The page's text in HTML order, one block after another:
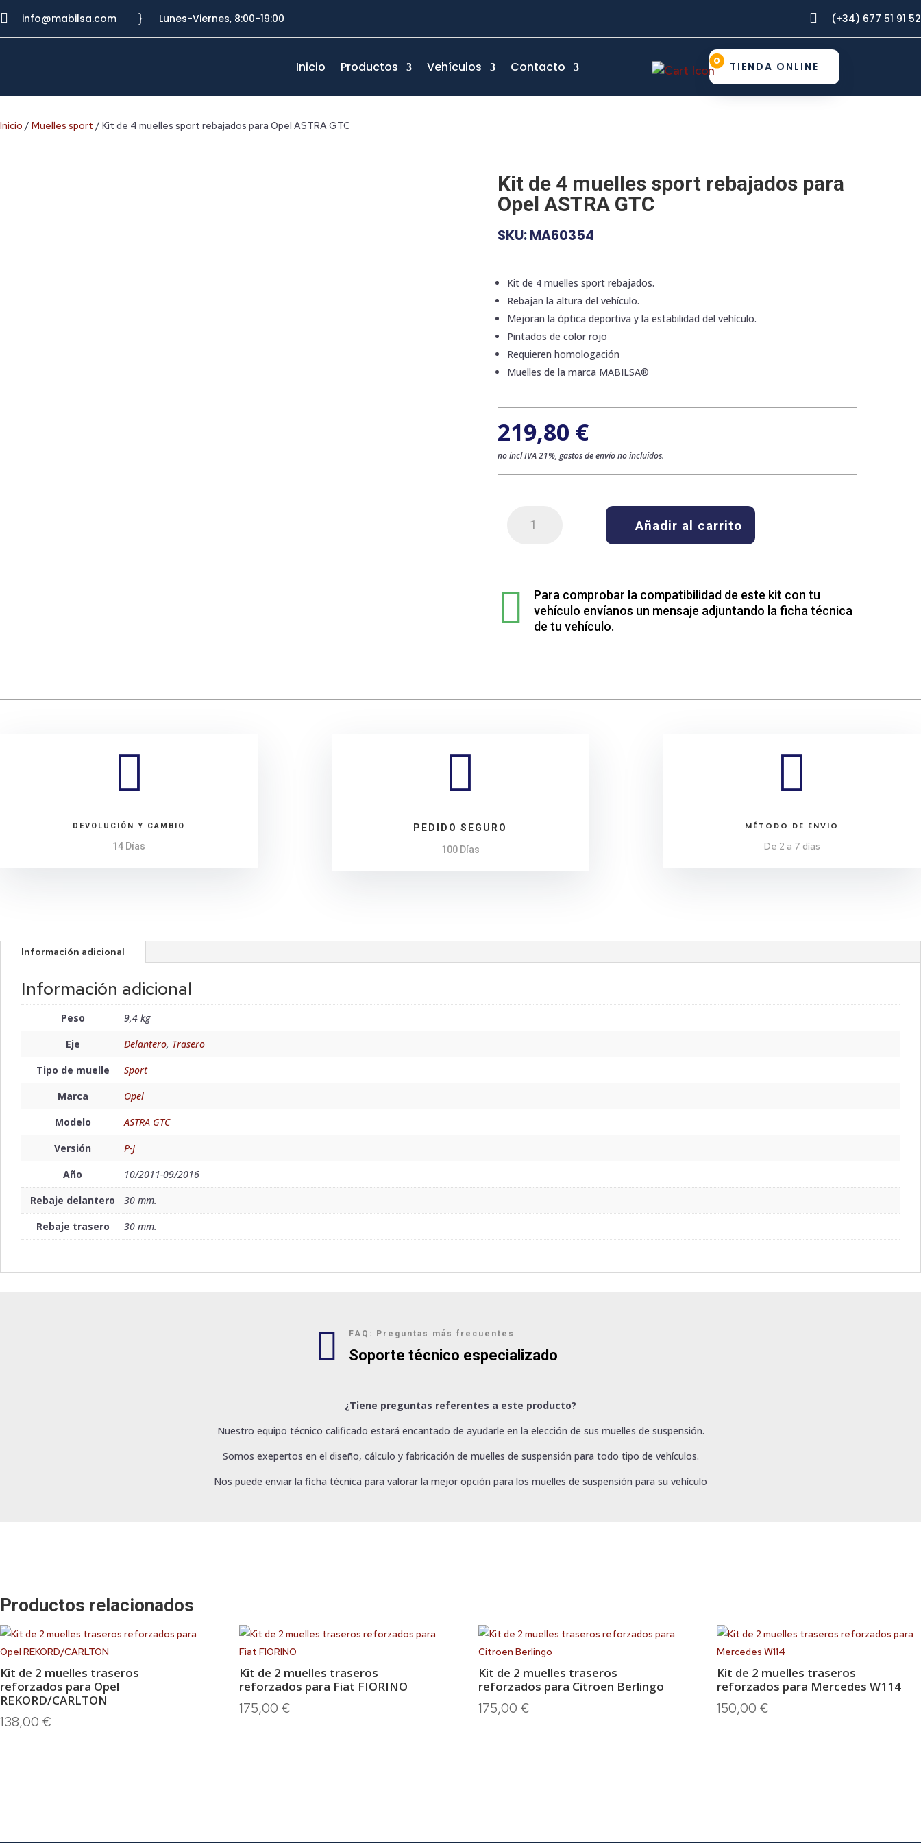
 info@mabilsa.com } Lunes-Viernes, 8:00-19:00  (+34) 677 51 91 52
Inicio Productos Vehículos Contacto TIENDA ONLINE
0
Inicio / Muelles sport / Kit de 4 muelles sport rebajados para Opel ASTRA GTC
Kit de 4 muelles sport rebajados para
Opel ASTRA GTC
SKU:MA60354
Kit de 4 muelles sport rebajados.
Rebajan la altura del vehículo.
Mejoran la óptica deportiva y la estabilidad del vehículo.
Pintados de color rojo
Requieren homologación
Muelles de la marca MABILSA®
219,80 €
no incl IVA 21%, gastos de envío no incluidos.
rebajados
Opel
Añadir al carrito

Para comprobar la compatibilidad de este kit con tu
vehículo envíanos un mensaje adjuntando la ficha técnica
de tu vehículo.

DEVOLUCIÓN Y CAMBIO
14 Días

PEDIDO SEGURO
100 Días

MÉTODO DE ENVIO
De 2 a 7 días
Información adicional
Información adicional
Peso
9,4 kg
Eje
Delantero, Trasero
Tipo de muelle
Sport
Marca
Opel
Modelo
ASTRA GTC
Versión
P-J
Año
10/2011-09/2016
Rebaje delantero
30 mm.
Rebaje trasero
30 mm.
 FAQ: Preguntas más frecuentes
Soporte técnico especializado
¿Tiene preguntas referentes a este producto?
Nuestro equipo técnico calificado estará encantado de ayudarle en la elección de sus muelles de suspensión.
Somos exepertos en el diseño, cálculo y fabricación de muelles de suspensión para todo tipo de vehículos.
Nos puede enviar la ficha técnica para valorar la mejor opción para los muelles de suspensión para su vehículo
Productos relacionados
Kit de 2 muelles traseros
reforzados para Opel
REKORD/CARLTON
138,00 €
Kit de 2 muelles traseros
reforzados para Fiat FIORINO
175,00 €
Kit de 2 muelles traseros
reforzados para Citroen Berlingo
175,00 €
Kit de 2 muelles traseros
reforzados para Mercedes W114
150,00 €